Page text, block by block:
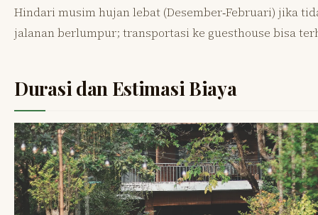
Hindari musim hujan lebat (Desember‑Februari) jika
jalanan berlumpur; transportasi ke guesthouse bisa
Durasi dan Estimasi Biaya